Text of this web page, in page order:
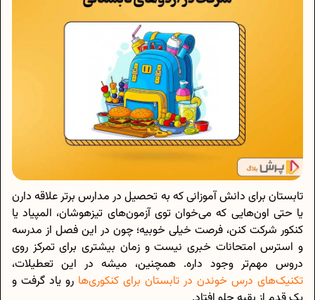
تابستان برای دانش آموزانی که به تحصیل در مدارس برتر علاقه دارن
یا حتی اون‌هایی که می‌خوان توی آزمون‌های تیزهوشان، المپیاد یا
کنکور شرکت کنن، فرصت خیلی خوبیه؛ چون در این فصل از مدرسه
و استرس امتحانات خبری نیست و زمان بیشتری برای تمرکز روی
دروس مهم‌تر وجود داره. همچنین، میشه در این تعطیلات،
تکنیک‌های درس خوندن در تابستان برای کنکوری‌ها رو یاد گرفت و